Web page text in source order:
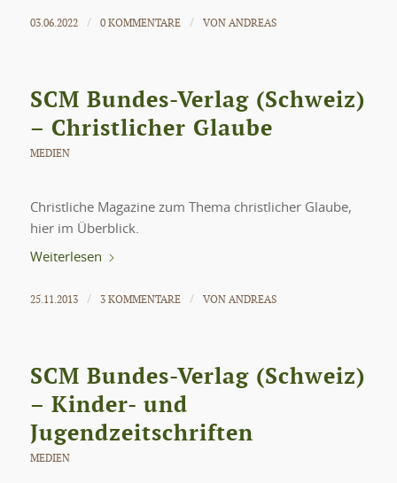
03.06.2022 / 0 KOMMENTARE / VONANDREAS
SCM Bundes-Verlag (Schweiz)
– Christlicher Glaube
MEDIEN
Christliche Magazine zum Thema christlicher Glaube,
hier im Überblick.
Weiterlesen
25.11.2013 / 3 KOMMENTARE / VONANDREAS
SCM Bundes-Verlag (Schweiz)
– Kinder- und
Jugendzeitschriften
MEDIEN